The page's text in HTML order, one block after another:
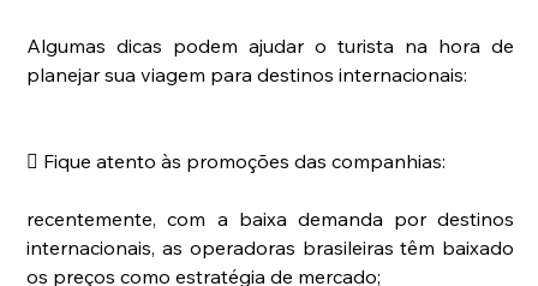
Algumas dicas podem ajudar o turista na hora de
planejar sua viagem para destinos internacionais:
 Fique atento às promoções das companhias:
recentemente, com a baixa demanda por destinos
internacionais, as operadoras brasileiras têm baixado
os preços como estratégia de mercado;